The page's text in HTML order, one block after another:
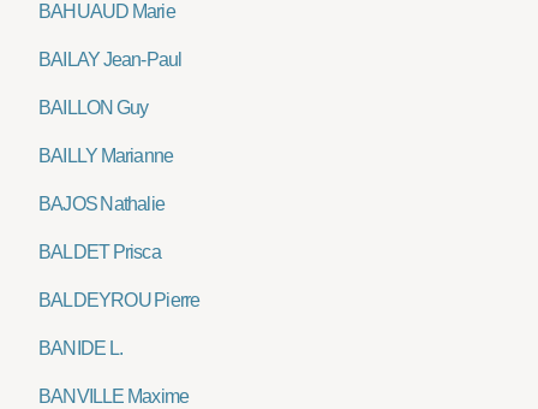
BAHUAUD Marie
BAILAY Jean-Paul
BAILLON Guy
BAILLY Marianne
BAJOS Nathalie
BALDET Prisca
BALDEYROU Pierre
BANIDE L.
BANVILLE Maxime